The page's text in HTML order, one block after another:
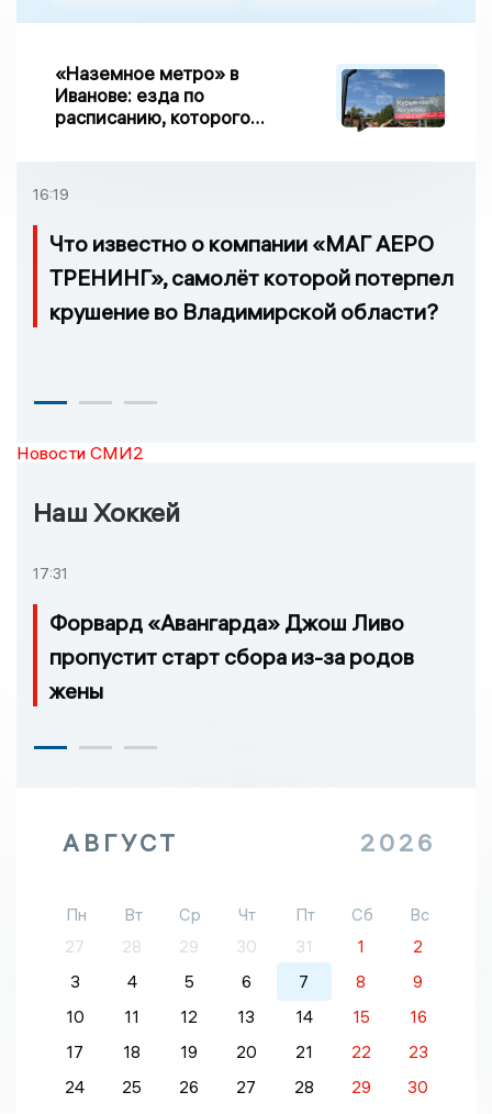
«Наземное метро» в
Иванове: езда по
расписанию, которого
16:19
Что известно о компании «МАГ АЕРО
ТРЕНИНГ», самолёт которой потерпел
крушение во Владимирской области?
Новости СМИ2
Наш Хоккей
17:31
Форвард «Авангарда» Джош Ливо
пропустит старт сбора из-за родов
жены
АВГУСТ 2026
Пн Вт Ср Чт Пт Сб
Вс
27
28 29 30 31 1
2
3
4 5 6 7 8
9
10
11 12 13 14 15
16
17
18 19 20 21 22
23
24
25 26 27 28 29
30